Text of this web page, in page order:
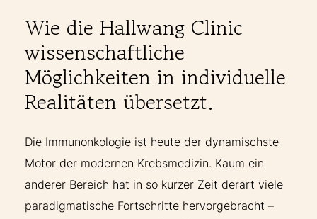
ERFAHRUNGEN
FAQ
Facebook InstagramLinkedIn
Wie die Hallwang Clinic
wissenschaftliche
Möglichkeiten in individuelle
Realitäten übersetzt.
Die Immunonkologie ist heute der dynamischste
Motor der modernen Krebsmedizin. Kaum ein
anderer Bereich hat in so kurzer Zeit derart viele
paradigmatische Fortschritte hervorgebracht –